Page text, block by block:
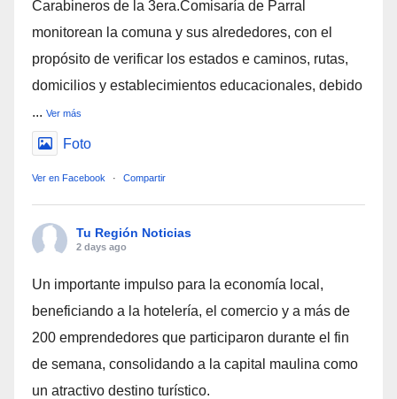
Carabineros de la 3era.Comisaría de Parral
monitorean la comuna y sus alrededores, con el
propósito de verificar los estados e caminos, rutas,
domicilios y establecimientos educacionales, debido
... Ver más
Foto
Ver en Facebook · Compartir
Tu Región Noticias
2 days ago
Un importante impulso para la economía local,
beneficiando a la hotelería, el comercio y a más de
200 emprendedores que participaron durante el fin
de semana, consolidando a la capital maulina como
un atractivo destino turístico.